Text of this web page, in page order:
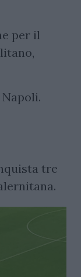
per il
tre